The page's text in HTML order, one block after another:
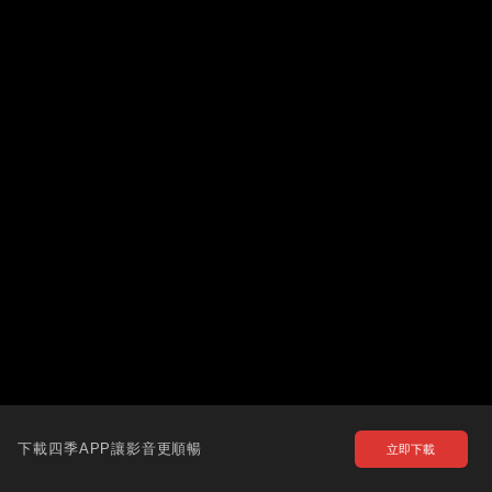
下載四季APP讓影音更順暢 立即下載